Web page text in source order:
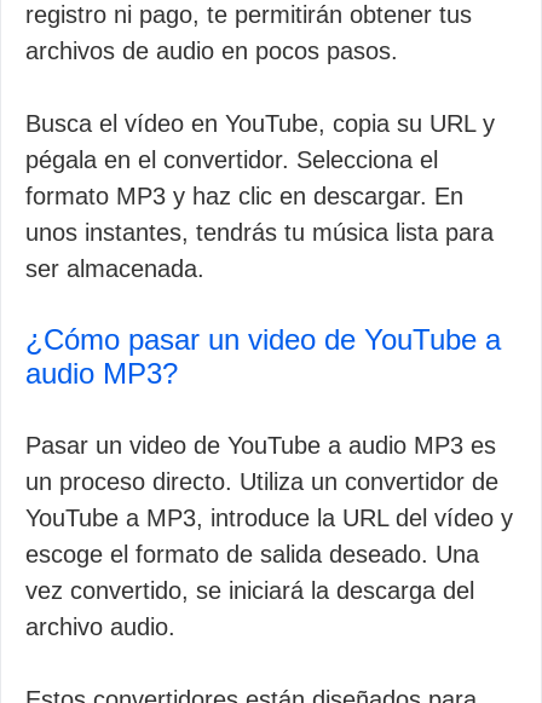
registro ni pago, te permitirán obtener tus
archivos de audio en pocos pasos.
Busca el vídeo en YouTube, copia su URL y
pégala en el convertidor. Selecciona el
formato MP3 y haz clic en descargar. En
unos instantes, tendrás tu música lista para
ser almacenada.
¿Cómo pasar un video de YouTube a
audio MP3?
Pasar un video de YouTube a audio MP3 es
un proceso directo. Utiliza un convertidor de
YouTube a MP3, introduce la URL del vídeo y
escoge el formato de salida deseado. Una
vez convertido, se iniciará la descarga del
archivo audio.